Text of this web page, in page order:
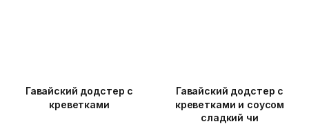
Гавайский додстер с
креветками
Гавайский додстер с
креветками и соусом
сладкий чи